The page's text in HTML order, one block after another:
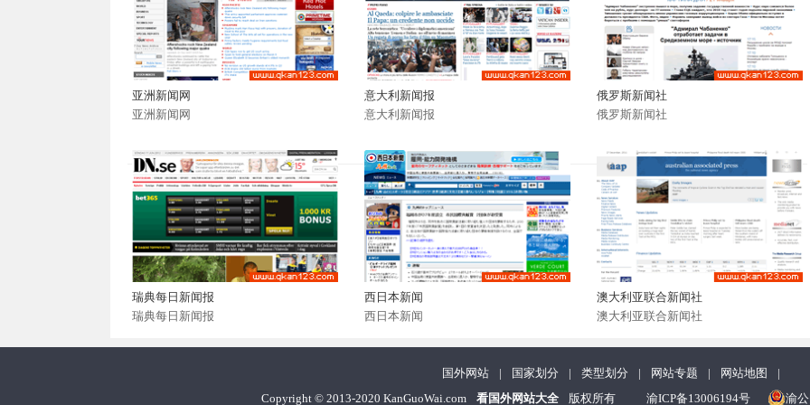
亚洲新闻网
亚洲新闻网
意大利新闻报
意大利新闻报
俄罗斯新闻社
俄罗斯新闻社
瑞典每日新闻报
瑞典每日新闻报
西日本新闻
西日本新闻
澳大利亚联合新闻社
澳大利亚联合新闻社
国外网站 | 国家划分 | 类型划分 | 网站专题 | 网站地图
|
Copyright ©2013-2020 KanGuoWai.com 看国外网站大全 版权所有 渝ICP备13006194号 渝